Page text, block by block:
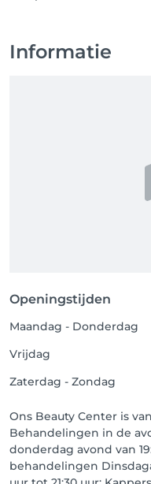
Informatie
Openingstijden
Maandag - Donderdag
Vrijdag
Zaterdag - Zondag
Ons Beauty Center is
Behandelingen in de
donderdag avond van
behandelingen